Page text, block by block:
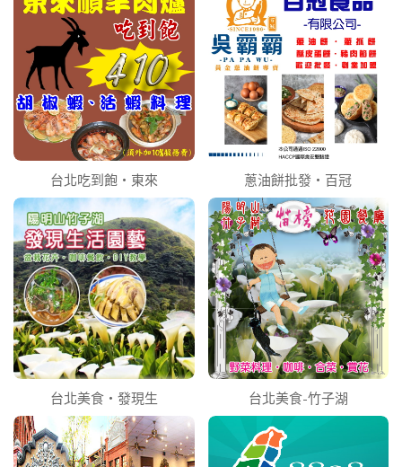
台北吃到飽‧東來 蔥油餅批發‧百冠
台北美食‧發現生 台北美食-竹子湖